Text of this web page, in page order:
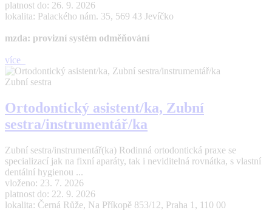
platnost do: 26. 9. 2026
lokalita: Palackého nám. 35, 569 43 Jevíčko
mzda: provizní systém odměňování
více
Zubní sestra
Ortodontický asistent/ka, Zubní
sestra/instrumentář/ka
Zubní sestra/instrumentář(ka) Rodinná ortodontická praxe se
specializací jak na fixní aparáty, tak i neviditelná rovnátka, s vlastní
dentální hygienou ...
vloženo: 23. 7. 2026
platnost do: 22. 9. 2026
lokalita: Černá Růže, Na Příkopě 853/12, Praha 1, 110 00